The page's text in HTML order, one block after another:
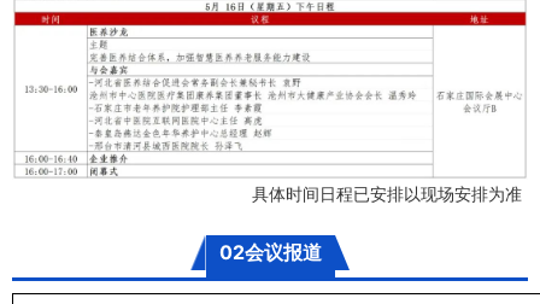
具体时间日程已安排以现场安排为准
02会议报道